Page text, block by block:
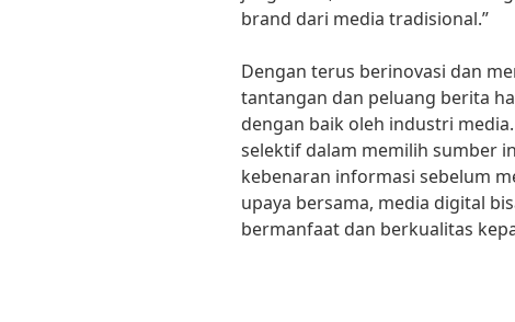
brand dari media tradisional.”
Dengan terus berinovasi dan
tantangan dan peluang berita
dengan baik oleh industri
selektif dalam memilih sumber
kebenaran informasi sebelum
upaya bersama, media digital
bermanfaat dan berkualitas